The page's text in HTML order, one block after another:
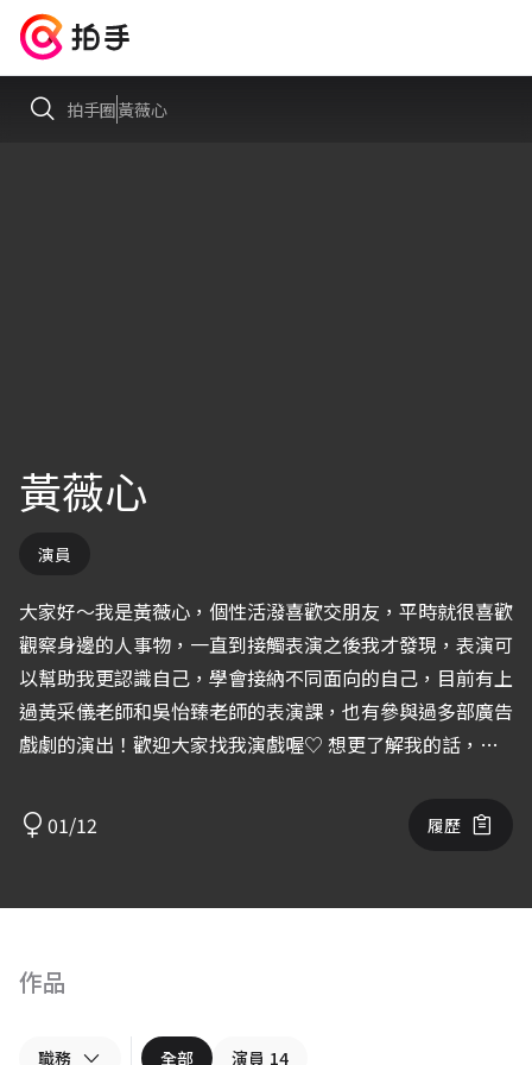
拍手圈黃薇心
黃薇心
演員
大家好～我是黃薇心，個性活潑喜歡交朋友，平時就很喜歡
觀察身邊的人事物，一直到接觸表演之後我才發現，表演可
以幫助我更認識自己，學會接納不同面向的自己，目前有上
過黃采儀老師和吳怡臻老師的表演課，也有參與過多部廣告
戲劇的演出！歡迎大家找我演戲喔♡ 想更了解我的話，歡
01/12
履歷
作品
職務 全部 演員 14